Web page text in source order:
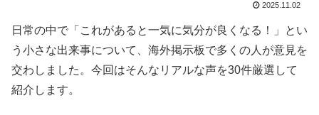
2025.11.02
日常の中で「これがあると一気に気分が良くなる！」とい
う小さな出来事について、海外掲示板で多くの人が意見を
交わしました。今回はそんなリアルな声を30件厳選して
紹介します。